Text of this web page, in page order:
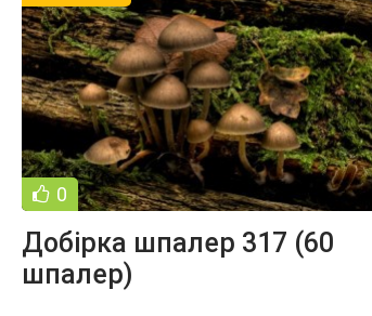
0
Добірка шпалер 317 (60
шпалер)